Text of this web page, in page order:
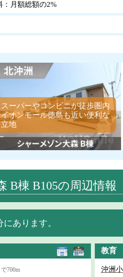
月額総額の2%
スーパーやコンビニが徒歩圏内
イオンモール徳島も近い便利な
立地
B棟 B105の周辺情報
あります。
で700m
教育
沖洲